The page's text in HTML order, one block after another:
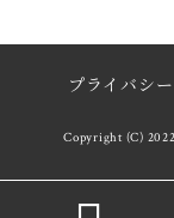
プライバシ
Copyright (C)